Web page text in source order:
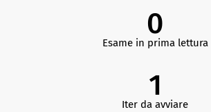
0
Esame in prima lettura
1
Iter da avviare